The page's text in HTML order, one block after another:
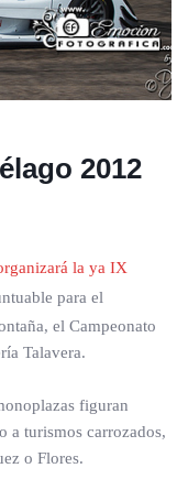
2012
la ya IX
para el
el Campeonato
Talavera.
figuran
a turismos carrozados,
o Flores.